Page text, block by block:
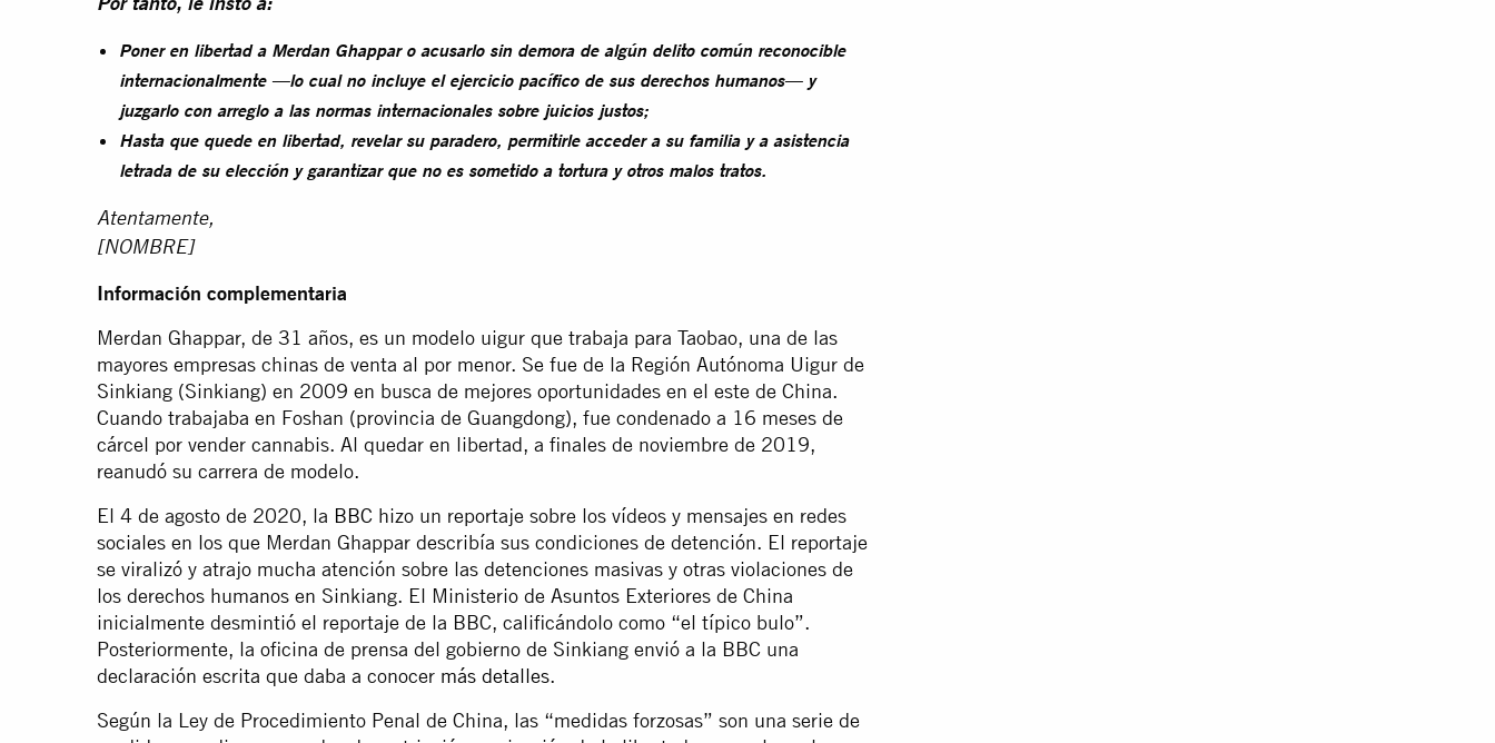
Por tanto, le insto a:
Poner en libertad a Merdan Ghappar o acusarlo sin demora de algún delito común reconocible
internacionalmente —lo cual no incluye el ejercicio pacífico de sus derechos humanos— y
juzgarlo con arreglo a las normas internacionales sobre juicios justos;
Hasta que quede en libertad, revelar su paradero, permitirle acceder a su familia y a asistencia
letrada de su elección y garantizar que no es sometido a tortura y otros malos tratos.
Atentamente,
[NOMBRE]
Información complementaria
Merdan Ghappar, de 31 años, es un modelo uigur que trabaja para Taobao, una de las
mayores empresas chinas de venta al por menor. Se fue de la Región Autónoma Uigur de
Sinkiang (Sinkiang) en 2009 en busca de mejores oportunidades en el este de China.
Cuando trabajaba en Foshan (provincia de Guangdong), fue condenado a 16 meses de
cárcel por vender cannabis. Al quedar en libertad, a finales de noviembre de 2019,
reanudó su carrera de modelo.
El 4 de agosto de 2020, la BBC hizo un reportaje sobre los vídeos y mensajes en redes
sociales en los que Merdan Ghappar describía sus condiciones de detención. El reportaje
se viralizó y atrajo mucha atención sobre las detenciones masivas y otras violaciones de
los derechos humanos en Sinkiang. El Ministerio de Asuntos Exteriores de China
inicialmente desmintió el reportaje de la BBC, calificándolo como “el típico bulo”.
Posteriormente, la oficina de prensa del gobierno de Sinkiang envió a la BBC una
declaración escrita que daba a conocer más detalles.
Según la Ley de Procedimiento Penal de China, las “medidas forzosas” son una serie de